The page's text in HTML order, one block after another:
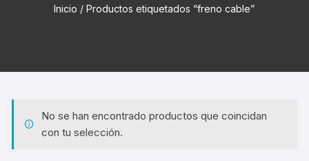
Inicio / Productos etiquetados “freno cable”
No se han encontrado productos que coincidan
con tu selección.